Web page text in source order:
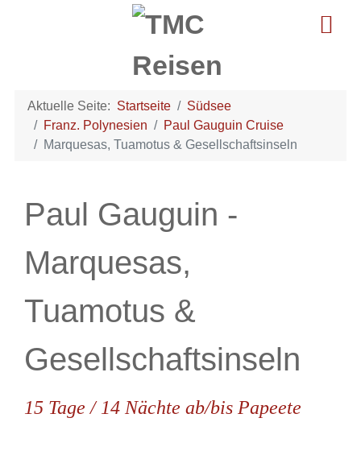
Aktuelle Seite: Startseite
Südsee
Franz. Polynesien
Paul Gauguin Cruise
Marquesas, Tuamotus & Gesellschaftsinseln
Paul Gauguin -
Marquesas,
Tuamotus &
Gesellschaftsinseln
15 Tage / 14 Nächte ab/bis Papeete